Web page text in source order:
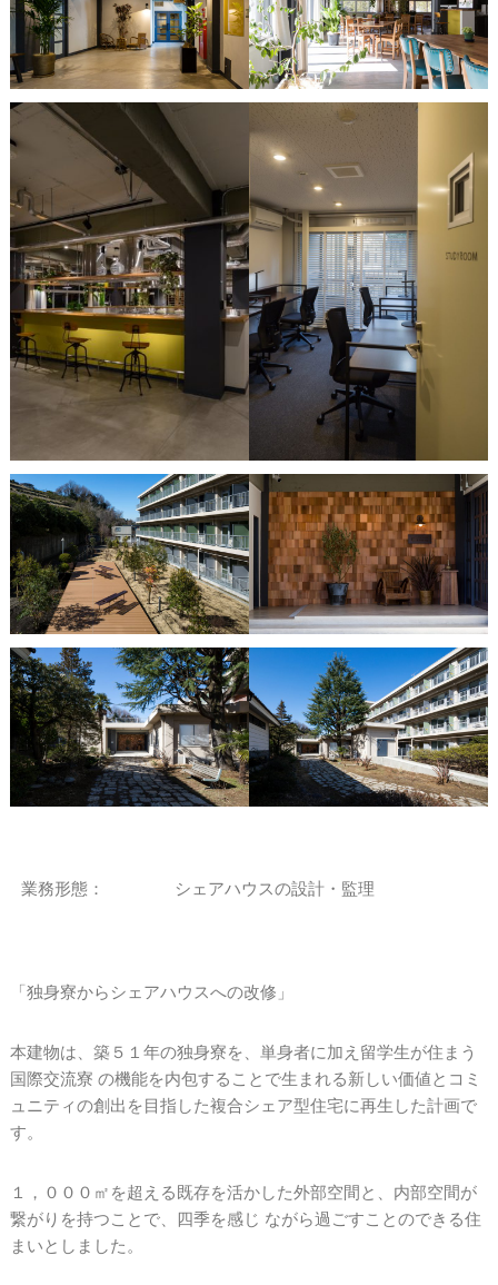
業務形態： シェアハウスの設計・監理
「独身寮からシェアハウスへの改修」
本建物は、築５１年の独身寮を、単身者に加え留学生が住まう
国際交流寮 の機能を内包することで生まれる新しい価値とコミ
ュニティの創出を目指した複合シェア型住宅に再生した計画で
す。
１，０００㎡を超える既存を活かした外部空間と、内部空間が
繋がりを持つことで、四季を感じ ながら過ごすことのできる住
まいとしました。